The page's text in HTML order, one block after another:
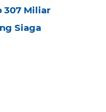
307 Miliar
Siaga